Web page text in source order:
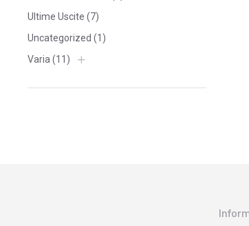
Ultime Uscite (7)
Uncategorized (1)
Varia (11)